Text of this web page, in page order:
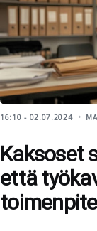
16:10 - 02.07.2024
Kaksoset
että